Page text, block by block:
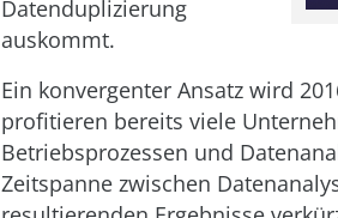
Datenduplizierung
auskommt.
Ein konvergenter Ansatz wird
profitieren bereits viele
Betriebsprozessen und
Zeitspanne zwischen